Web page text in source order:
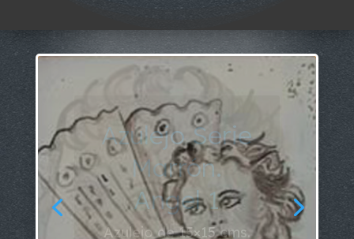
Azulejo Serie
Marrón.
Angel 2